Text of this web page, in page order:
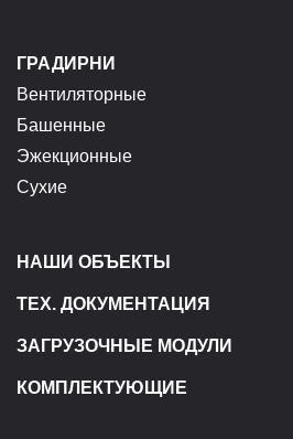
ГРАДИРНИ
Вентиляторные
Башенные
Эжекционные
Сухие
НАШИ ОБЪЕКТЫ
ТЕХ. ДОКУМЕНТАЦИЯ
ЗАГРУЗОЧНЫЕ МОДУЛИ
КОМПЛЕКТУЮЩИЕ